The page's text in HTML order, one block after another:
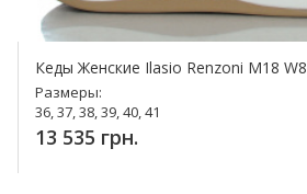
Кеды Женские Ilasio Renzoni М18 W8
Размеры:
36, 37, 38, 39, 40, 41
13 535 грн.